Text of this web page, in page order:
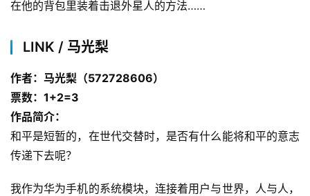
在他的背包里装着击退外星人的方法……
LINK / 马光梨
作者：马光梨（572728606）
票数：1+2=3
作品简介：
和平是短暂的，在世代交替时，是否有什么能将和平的意志
传递下去呢？
我作为华为手机的系统模块，连接着用户与世界，人与人，